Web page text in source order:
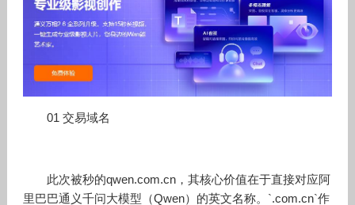
01 交易域名
此次被秒的qwen.com.cn，其核心价值在于直接对应阿
里巴巴通义千问大模型（Qwen）的英文名称。`.com.cn`作